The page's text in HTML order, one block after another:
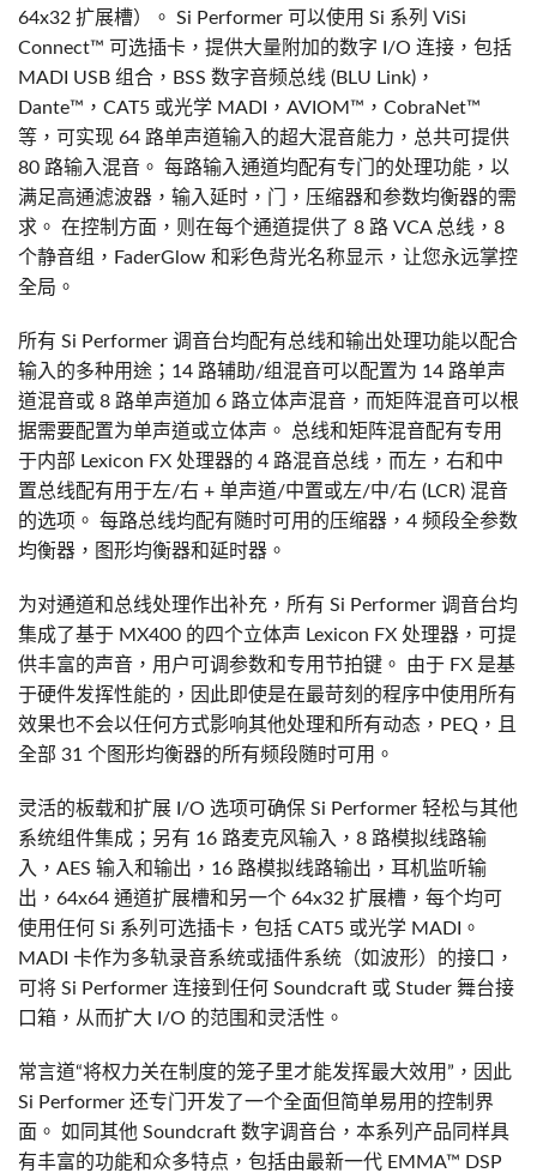
64x32 扩展槽）。 Si Performer 可以使用 Si 系列 ViSi
Connect™ 可选插卡，提供大量附加的数字 I/O 连接，包括
MADI USB 组合，BSS 数字音频总线 (BLU Link)，
Dante™，CAT5 或光学 MADI，AVIOM™，CobraNet™
等，可实现 64 路单声道输入的超大混音能力，总共可提供
80 路输入混音。 每路输入通道均配有专门的处理功能，以
满足高通滤波器，输入延时，门，压缩器和参数均衡器的需
求。 在控制方面，则在每个通道提供了 8 路 VCA 总线，8
个静音组，FaderGlow 和彩色背光名称显示，让您永远掌控
全局。
所有 Si Performer 调音台均配有总线和输出处理功能以配合
输入的多种用途；14 路辅助/组混音可以配置为 14 路单声
道混音或 8 路单声道加 6 路立体声混音，而矩阵混音可以根
据需要配置为单声道或立体声。 总线和矩阵混音配有专用
于内部 Lexicon FX 处理器的 4 路混音总线，而左，右和中
置总线配有用于左/右 + 单声道/中置或左/中/右 (LCR) 混音
的选项。 每路总线均配有随时可用的压缩器，4 频段全参数
均衡器，图形均衡器和延时器。
为对通道和总线处理作出补充，所有 Si Performer 调音台均
集成了基于 MX400 的四个立体声 Lexicon FX 处理器，可提
供丰富的声音，用户可调参数和专用节拍键。 由于 FX 是基
于硬件发挥性能的，因此即使是在最苛刻的程序中使用所有
效果也不会以任何方式影响其他处理和所有动态，PEQ，且
全部 31 个图形均衡器的所有频段随时可用。
灵活的板载和扩展 I/O 选项可确保 Si Performer 轻松与其他
系统组件集成；另有 16 路麦克风输入，8 路模拟线路输
入，AES 输入和输出，16 路模拟线路输出，耳机监听输
出，64x64 通道扩展槽和另一个 64x32 扩展槽，每个均可
使用任何 Si 系列可选插卡，包括 CAT5 或光学 MADI。
MADI 卡作为多轨录音系统或插件系统（如波形）的接口，
可将 Si Performer 连接到任何 Soundcraft 或 Studer 舞台接
口箱，从而扩大 I/O 的范围和灵活性。
常言道“将权力关在制度的笼子里才能发挥最大效用”，因此
Si Performer 还专门开发了一个全面但简单易用的控制界
面。 如同其他 Soundcraft 数字调音台，本系列产品同样具
有丰富的功能和众多特点，包括由最新一代 EMMA™ DSP